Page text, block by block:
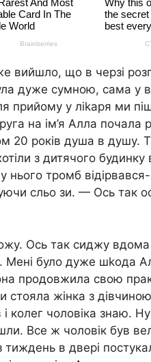
вийшло, що в черзі
дуже сумною, сама у
прийому у ліkаря ми
на ім’я Алла почала
20 років душа в душу.
з дитячого
нього тромб
сльо зи. — Ось так
Ось так сиджу
Мені було дуже шkода
продовжила свою
стояла жінка з
і колег чоловіка знаю.
Все ж чоловік був
тиждень в двері